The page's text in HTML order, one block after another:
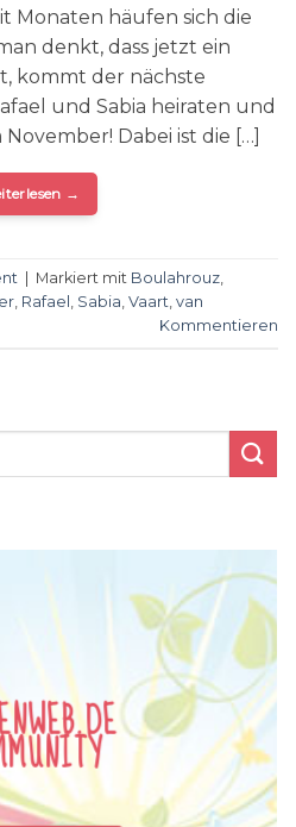
Monaten häufen sich die
denkt, dass jetzt ein
kommt der nächste
und Sabia heiraten und
Dabei ist die […]
→
Markiert mit Boulahrouz,
, Rafael , Sabia, Vaart, van
Kommentieren